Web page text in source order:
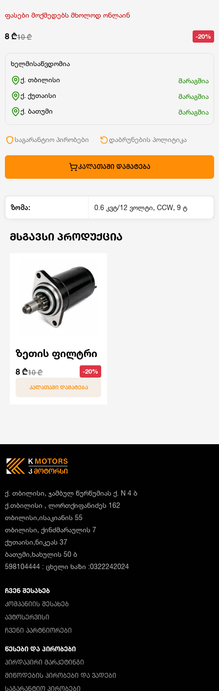
ფასები მოქმედებს მხოლოდ ონლაინ
8 ₾10 ₾ -20%
ხელმისაწვდომია
ქ. თბილისი
მარაგშია
ქ. ქუთაისი
მარაგშია
ქ. ბათუმი
მარაგშია
საგარანტიო პირობები დაბრუნების პოლიტიკა
ᲙᲐᲚᲐᲗᲐᲨᲘ ᲓᲐᲛᲐᲢᲔᲑᲐ
ზომა: 0.6 კვტ/12 ვოლტი, CCW, 9 ტ
ᲛᲡᲒᲐᲕᲡᲘ ᲞᲠᲝᲓᲣᲥᲪᲘᲐ
ზეთის ფილტრი
8 ₾10 ₾ -20%
ᲙᲐᲚᲐᲗᲐᲨᲘ ᲓᲐᲛᲐᲢᲔᲑᲐ
ქ. თბილისი, ჯამბულ წურწუმიას ქ. N 4 ბ
ქ.თბილისი , ლორთქიფანიძეს 162
თბილისი,ისაკიანის 55
თბილისი, ქინძმარაულის 7
ქუთაისი,ნიკეას 37
ბათუმი,ხახულის 50 ბ
598104444 : ცხელი ხაზი :0322242024
ᲩᲕᲔᲜ ᲨᲔᲡᲐᲮᲔᲑ
ᲙᲝᲛᲞᲐᲜᲘᲘᲡ ᲨᲔᲡᲐᲮᲔᲑ
ᲐᲕᲢᲝᲡᲔᲠᲕᲘᲡᲘ
ᲩᲕᲔᲜᲘ ᲞᲐᲠᲢᲜᲘᲝᲠᲔᲑᲘ
ᲬᲔᲡᲔᲑᲘ ᲓᲐ ᲞᲘᲠᲝᲑᲔᲑᲘ
ᲞᲘᲠᲓᲐᲞᲘᲠᲘ ᲛᲐᲠᲙᲔᲢᲘᲜᲒᲘ
ᲛᲘᲬᲝᲓᲔᲑᲘᲡ ᲞᲘᲠᲝᲑᲔᲑᲘ ᲓᲐ ᲕᲐᲓᲔᲑᲘ
ᲡᲐᲒᲐᲠᲐᲜᲢᲘᲝ ᲞᲘᲠᲝᲑᲔᲑᲘ